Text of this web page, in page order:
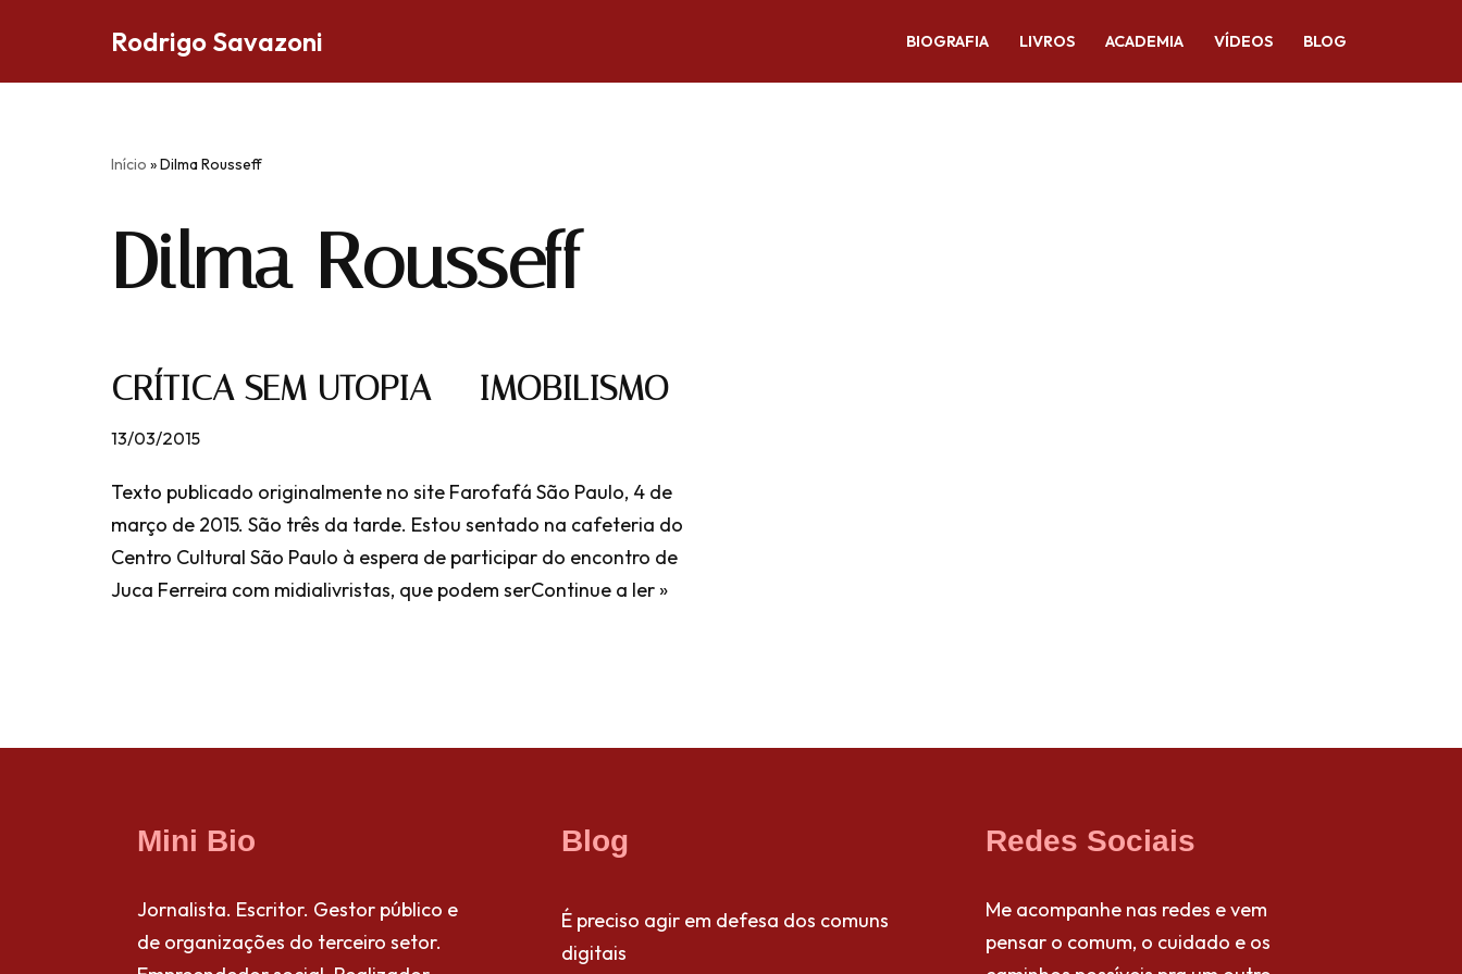
Rodrigo Savazoni BIOGRAFIA LIVROS ACADEMIA VÍDEOS BLOG
Início »Dilma Rousseff
Dilma Rousseff
CRÍTICA SEM UTOPIA = IMOBILISMO
13/03/2015
Texto publicado originalmente no site Farofafá São Paulo, 4 de
março de 2015. São três da tarde. Estou sentado na cafeteria do
Centro Cultural São Paulo à espera de participar do encontro de
Juca Ferreira com midialivristas, que podem serContinue a ler »
Mini Bio
Jornalista. Escritor. Gestor público e
de organizações do terceiro setor.
Blog
É preciso agir em defesa dos comuns
digitais
Redes Sociais
Me acompanhe nas redes e vem
pensar o comum, o cuidado e os